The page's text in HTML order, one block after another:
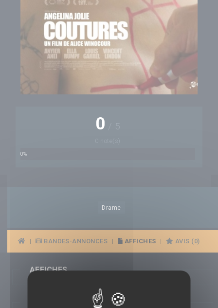
0 / 5
0 note(s)
0%
Drame
| BANDES-ANNONCES | AFFICHES | AVIS (0)
AFFICHES